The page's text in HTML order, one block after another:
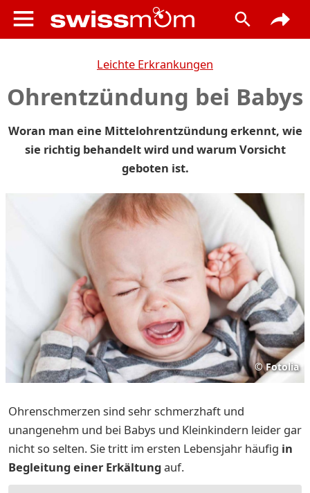
Leichte Erkrankungen
Ohrentzündung bei Babys
Woran man eine Mittelohrentzündung erkennt, wie
sie richtig behandelt wird und warum Vorsicht
geboten ist.
© Fotolia
Ohrenschmerzen sind sehr schmerzhaft und
unangenehm und bei Babys und Kleinkindern leider gar
nicht so selten. Sie tritt im ersten Lebensjahr häufig in
Begleitung einer Erkältungauf.